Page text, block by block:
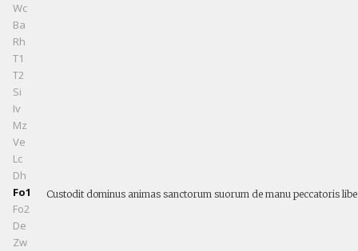
Wc
Ba
Rh
T1
T2
Si
Iv
Mz
Ve
Lc
Dh
Fo1
Custodit dominus animas sanctorum suorum de manu peccatoris
Fo2
De
Zw